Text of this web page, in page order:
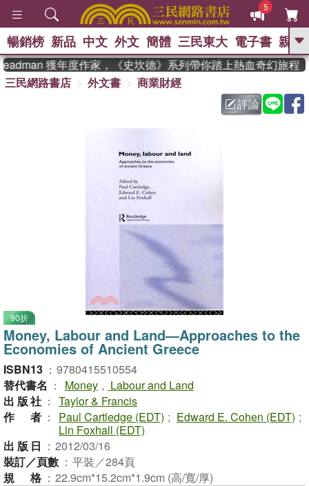
5
GO
熱搜： 東野圭吾
父親節 、 如果歷
暑期推薦 、 國際布克
獎 臺灣漫遊錄
偉大的迷走神經
暢銷榜 新品 中文 外文 簡體 三民東大 電子書 親子
獲年度作家，《史坎德》系列帶你踏上熱血奇幻旅程
三民網路書店
外文書
商業財經
評論
90折
Money, Labour and Land—Approaches to the
Economies of Ancient Greece
ISBN13 ： 9780415510554
替代書名 ： Money , Labour and Land
出版社 ： Taylor & Francis
作者 ： Paul Cartledge (EDT) ; Edward E. Cohen (EDT) ;
Lin Foxhall (EDT)
出版日 ： 2012/03/16
裝訂／頁數 ： 平裝／284頁
規格 ： 22.9cm*15.2cm*1.9cm (高/寬/厚)